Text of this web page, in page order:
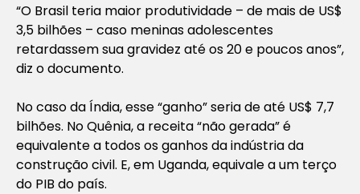
“O Brasil teria maior produtividade – de mais de US$
3,5 bilhões – caso meninas adolescentes
retardassem sua gravidez até os 20 e poucos anos”,
diz o documento.
No caso da Índia, esse “ganho” seria de até US$ 7,7
bilhões. No Quênia, a receita “não gerada” é
equivalente a todos os ganhos da indústria da
construção civil. E, em Uganda, equivale a um terço
do PIB do país.